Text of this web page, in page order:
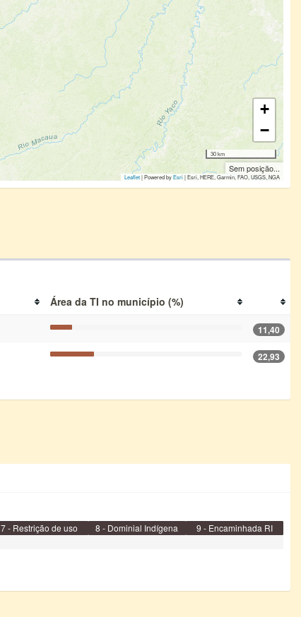
+
−
30 km
Sem posição...
Leaflet| Powered byEsri|Esri, HERE, Garmin, FAO, USGS, NGA
Área da TI no município (%)
11,40
22,93
7 - Restrição de uso 8 - Dominial Indígena
9 - Encaminhada RI